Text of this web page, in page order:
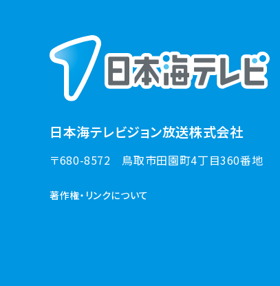
日本海テレビジョン放送株式会社
〒680-8572 鳥取市田園町4丁目360番地
著作権・リンクについて